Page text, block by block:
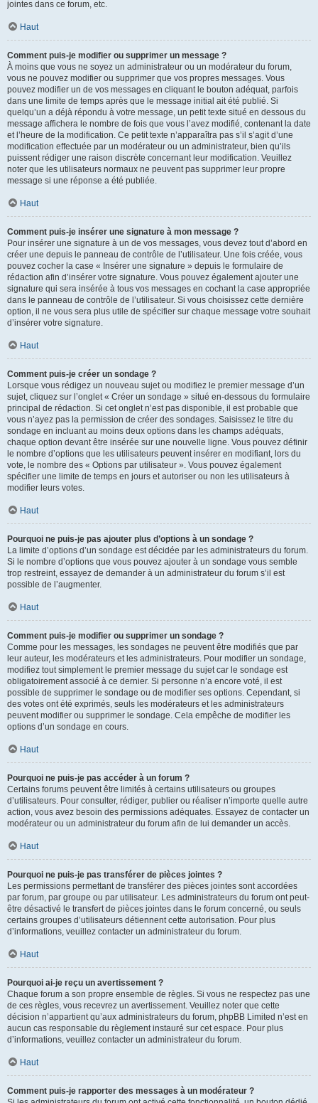
jointes dans ce forum, etc.
Haut
Comment puis-je modifier ou supprimer un message ?
À moins que vous ne soyez un administrateur ou un modérateur du forum,
vous ne pouvez modifier ou supprimer que vos propres messages. Vous
pouvez modifier un de vos messages en cliquant le bouton adéquat, parfois
dans une limite de temps après que le message initial ait été publié. Si
quelqu’un a déjà répondu à votre message, un petit texte situé en dessous du
message affichera le nombre de fois que vous l’avez modifié, contenant la date
et l’heure de la modification. Ce petit texte n’apparaîtra pas s’il s’agit d’une
modification effectuée par un modérateur ou un administrateur, bien qu’ils
puissent rédiger une raison discrète concernant leur modification. Veuillez
noter que les utilisateurs normaux ne peuvent pas supprimer leur propre
message si une réponse a été publiée.
Haut
Comment puis-je insérer une signature à mon message ?
Pour insérer une signature à un de vos messages, vous devez tout d’abord en
créer une depuis le panneau de contrôle de l’utilisateur. Une fois créée, vous
pouvez cocher la case « Insérer une signature » depuis le formulaire de
rédaction afin d’insérer votre signature. Vous pouvez également ajouter une
signature qui sera insérée à tous vos messages en cochant la case appropriée
dans le panneau de contrôle de l’utilisateur. Si vous choisissez cette dernière
option, il ne vous sera plus utile de spécifier sur chaque message votre souhait
d’insérer votre signature.
Haut
Comment puis-je créer un sondage ?
Lorsque vous rédigez un nouveau sujet ou modifiez le premier message d’un
sujet, cliquez sur l’onglet « Créer un sondage » situé en-dessous du formulaire
principal de rédaction. Si cet onglet n’est pas disponible, il est probable que
vous n’ayez pas la permission de créer des sondages. Saisissez le titre du
sondage en incluant au moins deux options dans les champs adéquats,
chaque option devant être insérée sur une nouvelle ligne. Vous pouvez définir
le nombre d’options que les utilisateurs peuvent insérer en modifiant, lors du
vote, le nombre des « Options par utilisateur ». Vous pouvez également
spécifier une limite de temps en jours et autoriser ou non les utilisateurs à
modifier leurs votes.
Haut
Pourquoi ne puis-je pas ajouter plus d’options à un sondage ?
La limite d’options d’un sondage est décidée par les administrateurs du forum.
Si le nombre d’options que vous pouvez ajouter à un sondage vous semble
trop restreint, essayez de demander à un administrateur du forum s’il est
possible de l’augmenter.
Haut
Comment puis-je modifier ou supprimer un sondage ?
Comme pour les messages, les sondages ne peuvent être modifiés que par
leur auteur, les modérateurs et les administrateurs. Pour modifier un sondage,
modifiez tout simplement le premier message du sujet car le sondage est
obligatoirement associé à ce dernier. Si personne n’a encore voté, il est
possible de supprimer le sondage ou de modifier ses options. Cependant, si
des votes ont été exprimés, seuls les modérateurs et les administrateurs
peuvent modifier ou supprimer le sondage. Cela empêche de modifier les
options d’un sondage en cours.
Haut
Pourquoi ne puis-je pas accéder à un forum ?
Certains forums peuvent être limités à certains utilisateurs ou groupes
d’utilisateurs. Pour consulter, rédiger, publier ou réaliser n’importe quelle autre
action, vous avez besoin des permissions adéquates. Essayez de contacter un
modérateur ou un administrateur du forum afin de lui demander un accès.
Haut
Pourquoi ne puis-je pas transférer de pièces jointes ?
Les permissions permettant de transférer des pièces jointes sont accordées
par forum, par groupe ou par utilisateur. Les administrateurs du forum ont peut-
être désactivé le transfert de pièces jointes dans le forum concerné, ou seuls
certains groupes d’utilisateurs détiennent cette autorisation. Pour plus
d’informations, veuillez contacter un administrateur du forum.
Haut
Pourquoi ai-je reçu un avertissement ?
Chaque forum a son propre ensemble de règles. Si vous ne respectez pas une
de ces règles, vous recevrez un avertissement. Veuillez noter que cette
décision n’appartient qu’aux administrateurs du forum, phpBB Limited n’est en
aucun cas responsable du règlement instauré sur cet espace. Pour plus
d’informations, veuillez contacter un administrateur du forum.
Haut
Comment puis-je rapporter des messages à un modérateur ?